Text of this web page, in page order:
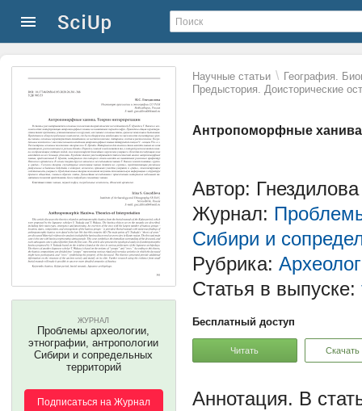
Научные статьи \ География.
Предыстория. Доисторические
Антропоморфные
ЖУРНАЛ
Проблемы археологии,
этнографии, антропологии
Сибири и сопредельных
территорий
Подписаться на Журнал
Автор:
Журнал:
Сибири и
Рубрика:
Статья в выпуске:
Бесплатный доступ
Читать Скачать
В